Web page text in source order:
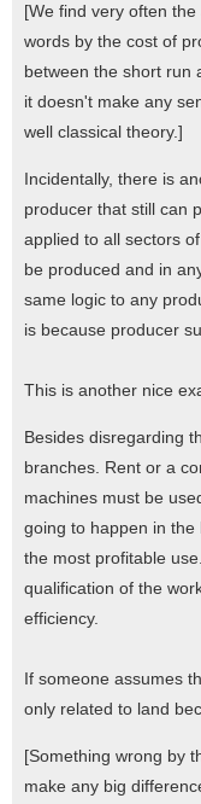
[We find very often
words by the cost of
between the short run
it doesn't make any
well classical theory.]
Incidentally, there is
producer that still can
applied to all sectors
be produced and in
same logic to any
is because producer
This is another nice
Besides disregarding
branches. Rent or a
machines must be
going to happen in
the most profitable
qualification of the
efficiency.
If someone assumes
only related to land
[Something wrong by
make any big